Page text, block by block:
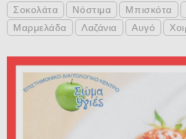
Σοκολάτα
Νόστιμα Μπισκότα
Μαρμελάδα
Λαζάνια Αυγό